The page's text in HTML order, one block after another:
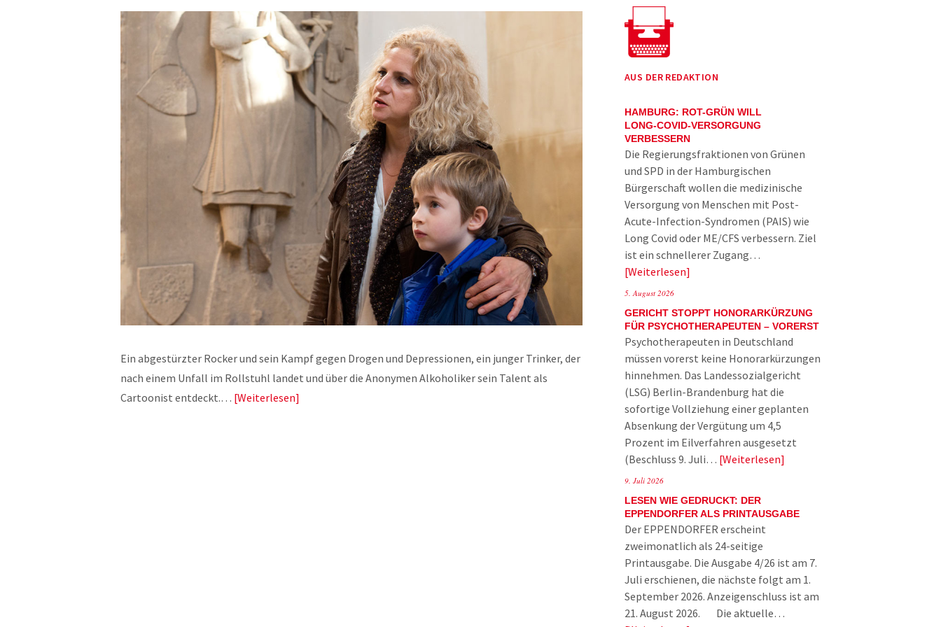
Ein abgestürzter Rocker und sein Kampf gegen Drogen und Depressionen, ein junger Trinker, der
nach einem Unfall im Rollstuhl landet und über die Anonymen Alkoholiker sein Talent als
Cartoonist entdeckt.… Weiterlesen
AUS DER REDAKTION
HAMBURG: ROT-GRÜN WILL
LONG-COVID-VERSORGUNG
VERBESSERN
Die Regierungsfraktionen von Grünen
und SPD in der Hamburgischen
Bürgerschaft wollen die medizinische
Versorgung von Menschen mit Post-
Acute-Infection-Syndromen (PAIS) wie
Long Covid oder ME/CFS verbessern. Ziel
ist ein schnellerer Zugang…
Weiterlesen
5. August 2026
GERICHT STOPPT HONORARKÜRZUNG
FÜR PSYCHOTHERAPEUTEN – VORERST
Psychotherapeuten in Deutschland
müssen vorerst keine Honorarkürzungen
hinnehmen. Das Landessozialgericht
(LSG) Berlin-Brandenburg hat die
sofortige Vollziehung einer geplanten
Absenkung der Vergütung um 4,5
Prozent im Eilverfahren ausgesetzt
(Beschluss 9. Juli… Weiterlesen
9. Juli 2026
LESEN WIE GEDRUCKT: DER
EPPENDORFER ALS PRINTAUSGABE
Der EPPENDORFER erscheint
zweimonatlich als 24-seitige
Printausgabe. Die Ausgabe 4/26 ist am 7.
Juli erschienen, die nächste folgt am 1.
September 2026. Anzeigenschluss ist am
21. August 2026. Die aktuelle…